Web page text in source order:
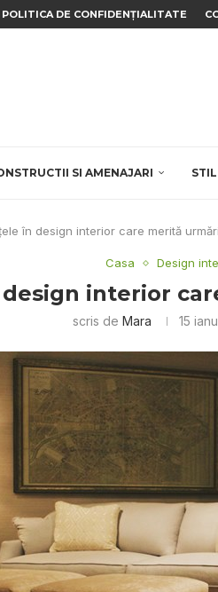
POLITICA DE CONFIDENȚIALITATE
SI AMENAJARI
în design interior care merită
Casa Design
interior
scris de Mara 15